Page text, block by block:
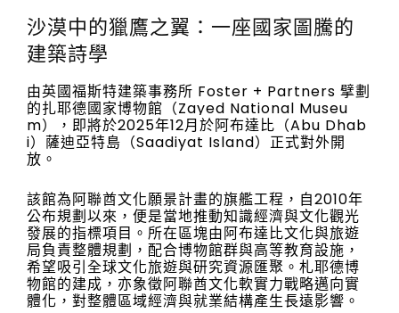
沙漠中的獵鷹之翼：一座國家圖騰的
建築詩學
由英國福斯特建築事務所 Foster + Partners 擘劃
的扎耶德國家博物館（Zayed National Museu
m），即將於2025年12月於阿布達比（Abu Dhab
i）薩迪亞特島（Saadiyat Island）正式對外開
放。
該館為阿聯酋文化願景計畫的旗艦工程，自2010年
公布規劃以來，便是當地推動知識經濟與文化觀光
發展的指標項目。所在區塊由阿布達比文化與旅遊
局負責整體規劃，配合博物館群與高等教育設施，
希望吸引全球文化旅遊與研究資源匯聚。札耶德博
物館的建成，亦象徵阿聯酋文化軟實力戰略邁向實
體化，對整體區域經濟與就業結構產生長遠影響。